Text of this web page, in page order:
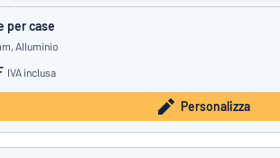
per case
Alluminio
IVA inclusa
Personalizza